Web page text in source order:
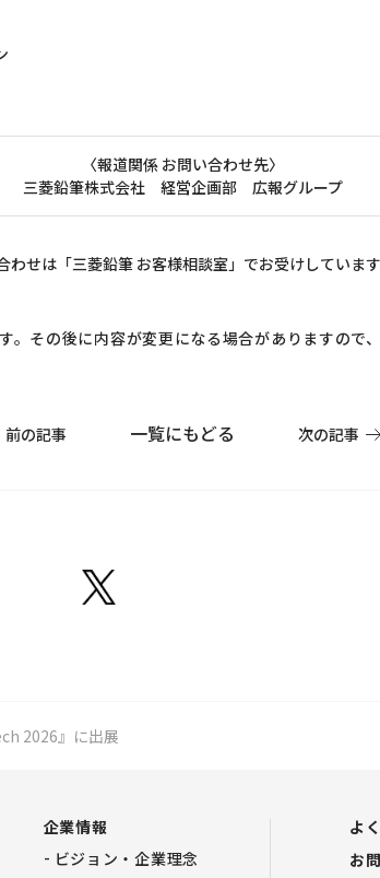
〈報道関係 お問い合わせ先〉
三菱鉛筆株式会社 経営企画部 広報グループ
わせは「三菱鉛筆 お客様相談室」でお受けしていま
。その後に内容が変更になる場合がありますので
前の記事 一覧にもどる 次の記事
2026』に出展
企業情報
ビジョン・企業理念
よ
お